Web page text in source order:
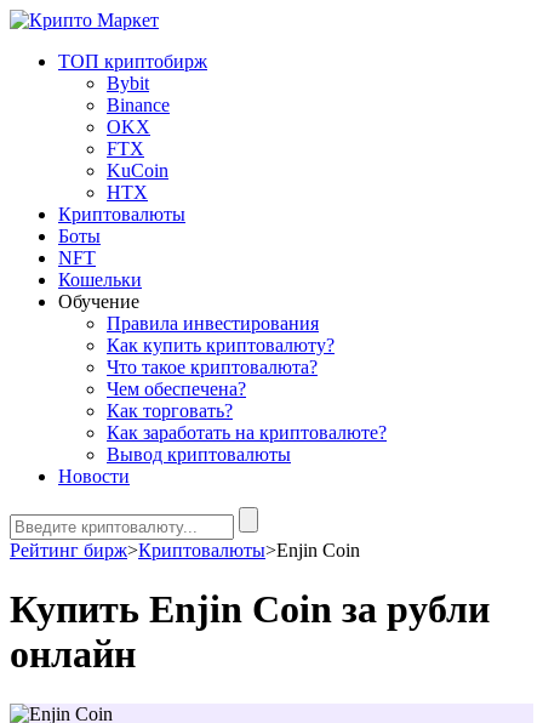
ТОП криптобирж
Bybit
Binance
OKX
FTX
KuCoin
HTX
Криптовалюты
Боты
NFT
Кошельки
Обучение
Правила инвестирования
Как купить криптовалюту?
Что такое криптовалюта?
Чем обеспечена?
Как торговать?
Как заработать на криптовалюте?
Вывод криптовалюты
Новости
Рейтинг бирж>Криптовалюты>Enjin Coin
Купить Enjin Coin за рубли
онлайн